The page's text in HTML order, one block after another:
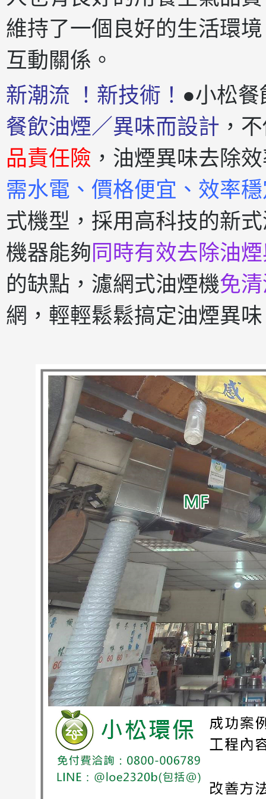
維持了一個良好的生活環
互動關係。
新潮流 ！新技術！ ●小松餐
餐飲油煙／異味而設計 ，
品責任險 ，油煙異味去除
需水電、價格便宜、效率
式機型，採用高科技的新
機器能夠同時有效去除油
的缺點，濾網式油煙機免
網，輕輕鬆鬆搞定油煙異